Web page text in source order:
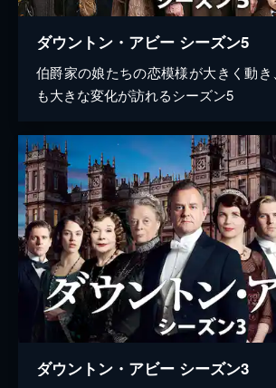
ダウントン・アビー シーズン5
伯爵家の娘たちの恋模様が大きく動
も大きな変化が訪れるシーズン5
ダウントン・アビー シーズン3